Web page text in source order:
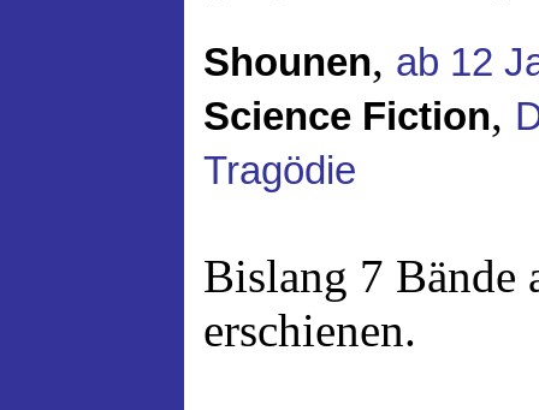
Shounen, ab 12
Science Fiction,
Tragödie
Bislang 7 Bände
erschienen.